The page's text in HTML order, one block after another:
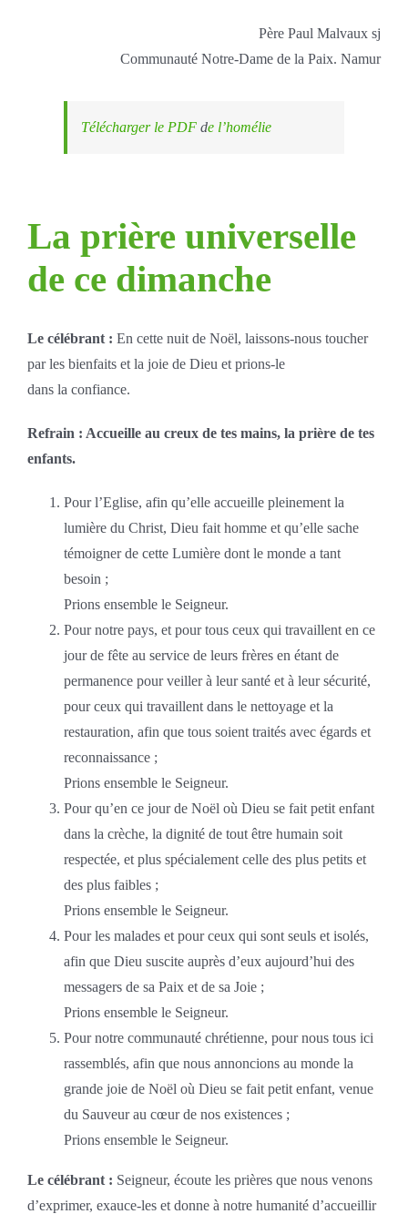
Père Paul Malvaux sj
Communauté Notre-Dame de la Paix. Namur
Télécharger le PDF de l’homélie
La prière universelle
de ce dimanche
Le célébrant : En cette nuit de Noël, laissons-nous toucher
par les bienfaits et la joie de Dieu et prions-le
dans la confiance.
Refrain : Accueille au creux de tes mains, la prière de tes
enfants.
Pour l’Eglise, afin qu’elle accueille pleinement la
lumière du Christ, Dieu fait homme et qu’elle sache
témoigner de cette Lumière dont le monde a tant
besoin ;
Prions ensemble le Seigneur.
Pour notre pays, et pour tous ceux qui travaillent en ce
jour de fête au service de leurs frères en étant de
permanence pour veiller à leur santé et à leur sécurité,
pour ceux qui travaillent dans le nettoyage et la
restauration, afin que tous soient traités avec égards et
reconnaissance ;
Prions ensemble le Seigneur.
Pour qu’en ce jour de Noël où Dieu se fait petit enfant
dans la crèche, la dignité de tout être humain soit
respectée, et plus spécialement celle des plus petits et
des plus faibles ;
Prions ensemble le Seigneur.
Pour les malades et pour ceux qui sont seuls et isolés,
afin que Dieu suscite auprès d’eux aujourd’hui des
messagers de sa Paix et de sa Joie ;
Prions ensemble le Seigneur.
Pour notre communauté chrétienne, pour nous tous ici
rassemblés, afin que nous annoncions au monde la
grande joie de Noël où Dieu se fait petit enfant, venue
du Sauveur au cœur de nos existences ;
Prions ensemble le Seigneur.
Le célébrant : Seigneur, écoute les prières que nous venons
d’exprimer, exauce-les et donne à notre humanité d’accueillir